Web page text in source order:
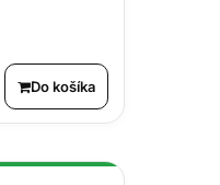
Do košíka